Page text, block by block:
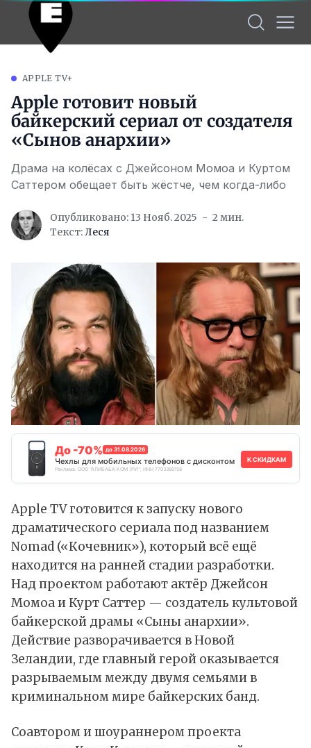
APPLE TV+
Apple готовит новый
байкерский сериал от создателя
«Сынов анархии»
Драма на колёсах с Джейсоном Момоа и Куртом
Саттером обещает быть жёстче, чем когда-либо
Опубликовано: 13 Нояб. 2025
2 мин.
Текст:Леся
До -70% до 31.08.2026
Чехлы для мобильных телефонов с дисконтом
Реклама. ООО "АЛИБАБА.КОМ (РУ)", ИНН 7703380158
К СКИДКАМ
Apple TVготовитсяк запуску нового
драматического сериала под названием
Nomad («Кочевник»), который всё ещё
находится на ранней стадии разработки.
Над проектом работают актёр Джейсон
Момоа и Курт Саттер — создатель культовой
байкерской драмы «Сыны анархии».
Действие разворачивается в Новой
Зеландии, где главный герой оказывается
разрываемым между двумя семьями в
криминальном мире байкерских банд.
Соавтором и шоураннером проекта